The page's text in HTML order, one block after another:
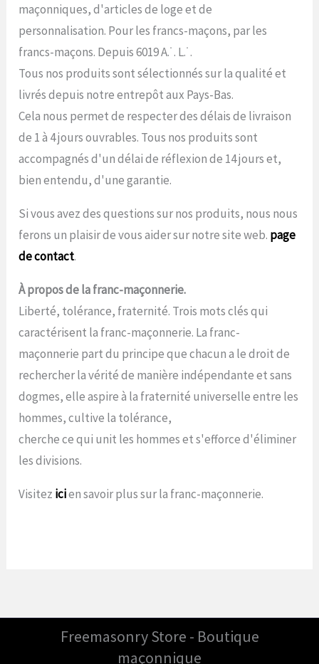
maçonniques, d'articles de loge et de
personnalisation. Pour les francs-maçons, par les
francs-maçons. Depuis 6019 A.˙. L.˙.
Tous nos produits sont sélectionnés sur la qualité et
livrés depuis notre entrepôt aux Pays-Bas.
Cela nous permet de respecter des délais de livraison
de 1 à 4 jours ouvrables. Tous nos produits sont
accompagnés d'un délai de réflexion de 14 jours et,
bien entendu, d'une garantie.
Si vous avez des questions sur nos produits, nous nous
ferons un plaisir de vous aider sur notre site web. page
de contact.
À propos de la franc-maçonnerie.
Liberté, tolérance, fraternité. Trois mots clés qui
caractérisent la franc-maçonnerie. La franc-
maçonnerie part du principe que chacun a le droit de
rechercher la vérité de manière indépendante et sans
dogmes, elle aspire à la fraternité universelle entre les
hommes, cultive la tolérance,
cherche ce qui unit les hommes et s'efforce d'éliminer
les divisions.
Visitez icien savoir plus sur la franc-maçonnerie.
Freemasonry Store - Boutique
maçonnique